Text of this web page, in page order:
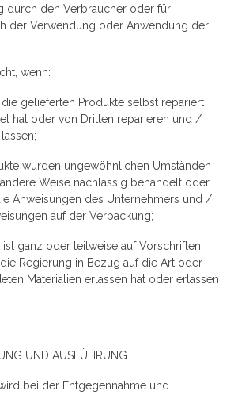
durch den Verbraucher oder für
der Verwendung oder Anwendung der
wenn:
gelieferten Produkte selbst repariert
hat oder von Dritten reparieren und /
wurden ungewöhnlichen Umständen
Weise nachlässig behandelt oder
Anweisungen des Unternehmers und /
auf der Verpackung;
ganz oder teilweise auf Vorschriften
Regierung in Bezug auf die Art oder
Materialien erlassen hat oder erlassen
UND AUSFÜHRUNG
bei der Entgegennahme und